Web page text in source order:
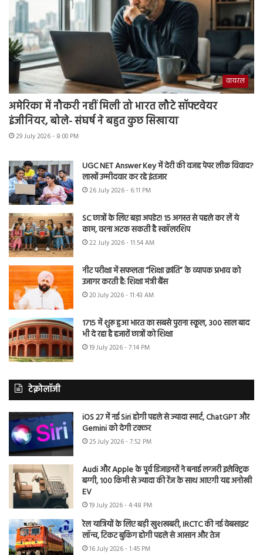
वायरल
अमेरिका में नौकरी नहीं मिली तो भारत लौटे सॉफ्टवेयर
इंजीनियर, बोले- संघर्ष ने बहुत कुछ सिखाया
29 July 2026 - 8:00 PM
UGC NET Answer Key में देरी की वजह पेपर लीक विवाद?
लाखों उम्मीदवार कर रहे इंतजार
26 July 2026 - 6:11 PM
SC छात्रों के लिए बड़ा अपडेट! 15 अगस्त से पहले कर लें ये
काम, वरना अटक सकती है स्कॉलरशिप
22 July 2026 - 11:54 AM
नीट परीक्षा में सफलता “शिक्षा क्रांति” के व्यापक प्रभाव को
उजागर करती है: शिक्षा मंत्री बैंस
20 July 2026 - 11:43 AM
1715 में शुरू हुआ भारत का सबसे पुराना स्कूल, 300 साल बाद
भी दे रहा है हजारों छात्रों को शिक्षा
19 July 2026 - 7:14 PM
टेक्नोलॉजी
iOS 27 में नई Siri होगी पहले से ज्यादा स्मार्ट, ChatGPT और
Gemini को देगी टक्कर
25 July 2026 - 7:52 PM
Audi और Apple के पूर्व डिजाइनरों ने बनाई लग्जरी इलेक्ट्रिक
बग्गी, 100 किमी से ज्यादा की रेंज के साथ आएगी यह अनोखी
EV
19 July 2026 - 4:48 PM
रेल यात्रियों के लिए बड़ी खुशखबरी, IRCTC की नई वेबसाइट
लॉन्च, टिकट बुकिंग होगी पहले से आसान और तेज
16 July 2026 - 1:45 PM